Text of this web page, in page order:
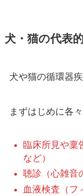
犬・猫の代表
犬や猫の循環器
まずはじめに各
臨床所見や稟
など）
聴診（心雑音
血液検査（フ